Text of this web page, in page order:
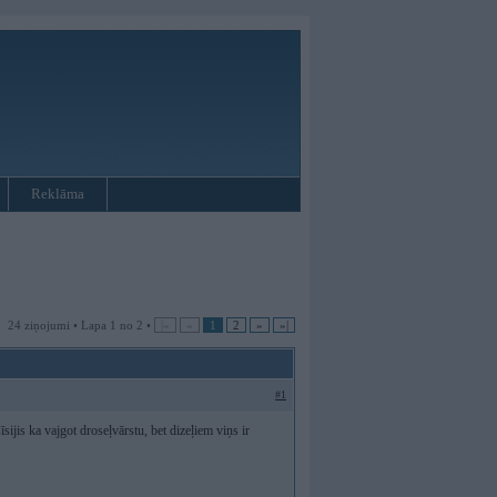
Reklāma
24 ziņojumi • Lapa 1 no 2 • |« « 1 2 » »|
#1
ka vajgot droseļvārstu, bet dizeļiem viņs ir